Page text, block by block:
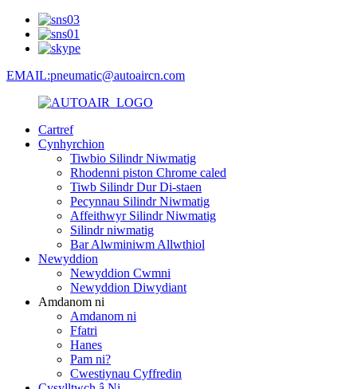
EMAIL:pneumatic@autoaircn.com
Cartref
Cynhyrchion
Tiwbio Silindr Niwmatig
Rhodenni piston Chrome caled
Tiwb Silindr Dur Di-staen
Pecynnau Silindr Niwmatig
Affeithwyr Silindr Niwmatig
Silindr niwmatig
Bar Alwminiwm Allwthiol
Newyddion
Newyddion Cwmni
Newyddion Diwydiant
Amdanom ni
Amdanom ni
Ffatri
Hanes
Pam ni?
Cwestiynau Cyffredin